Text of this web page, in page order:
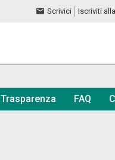
Scrivici Iscriviti
Trasparenza FAQ